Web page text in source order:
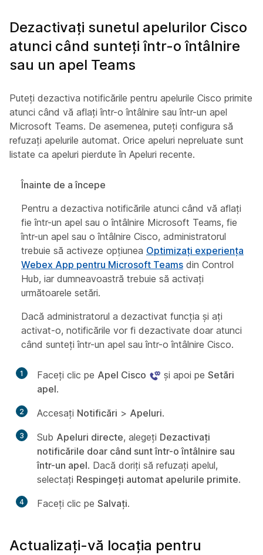
Dezactivați sunetul apelurilor Cisco
atunci când sunteți într-o întâlnire
sau un apel Teams
Puteți dezactiva notificările pentru apelurile Cisco primite
atunci când vă aflați într-o întâlnire sau într-un apel
Microsoft Teams. De asemenea, puteți configura să
refuzați apelurile automat. Orice apeluri nepreluate sunt
listate ca apeluri pierdute în Apeluri recente.
Înainte de a începe
Pentru a dezactiva notificările atunci când vă aflați
fie într-un apel sau o întâlnire Microsoft Teams, fie
într-un apel sau o întâlnire Cisco, administratorul
trebuie să activeze opțiunea Optimizați experiența
Webex App pentru Microsoft Teams din Control
Hub, iar dumneavoastră trebuie să activați
următoarele setări.
Dacă administratorul a dezactivat funcția și ați
activat-o, notificările vor fi dezactivate doar atunci
când sunteți într-un apel sau într-o întâlnire Cisco.
1 Faceți clic pe Apel Cisco și apoi pe Setări
apel.
2 Accesați Notificări > Apeluri.
3 Sub Apeluri directe, alegeți Dezactivați
notificările doar când sunt într-o întâlnire sau
într-un apel. Dacă doriți să refuzați apelul,
selectați Respingeți automat apelurile primite.
4 Faceți clic pe Salvați.
Actualizați-vă locația pentru